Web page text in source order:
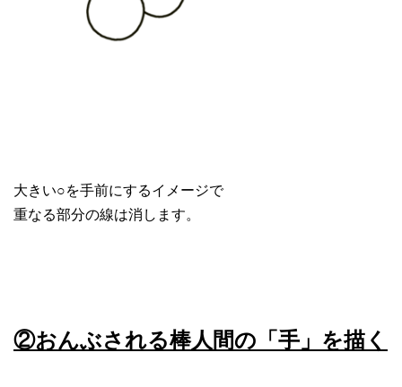
大きい○を手前にするイメージで
重なる部分の線は消します。
②おんぶされる棒人間の「手」を描く